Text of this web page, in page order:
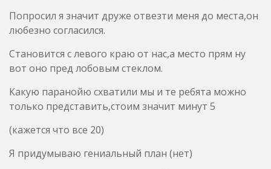
Попросил я значит друже отвезти меня до места,он
любезно согласился.
Становится с левого краю от нас,а место прям ну
вот оно пред лобовым стеклом.
Какую паранойю схватили мы и те ребята можно
только представить,стоим значит минут 5
(кажется что все 20)
Я придумываю гениальный план (нет)